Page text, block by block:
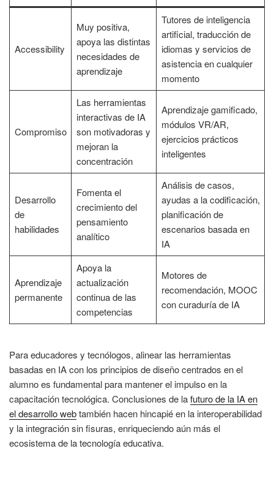
Accessibility
Muy positiva,
apoya las distintas
necesidades de
aprendizaje
Tutores de inteligencia
artificial, traducción de
idiomas y servicios de
asistencia en cualquier
momento
Compromiso
Las herramientas
interactivas de IA
son motivadoras y
mejoran la
concentración
Aprendizaje gamificado,
módulos VR/AR,
ejercicios prácticos
inteligentes
Desarrollo
de
habilidades
Fomenta el
crecimiento del
pensamiento
analítico
Análisis de casos,
ayudas a la codificación,
planificación de
escenarios basada en
IA
Aprendizaje
permanente
Apoya la
actualización
continua de las
competencias
Motores de
recomendación, MOOC
con curaduría de IA
Para educadores y tecnólogos, alinear las herramientas
basadas en IA con los principios de diseño centrados en el
alumno es fundamental para mantener el impulso en la
capacitación tecnológica. Conclusiones de lafuturo de la IA en
el desarrollo webtambién hacen hincapié en la interoperabilidad
y la integración sin fisuras, enriqueciendo aún más el
ecosistema de la tecnología educativa.